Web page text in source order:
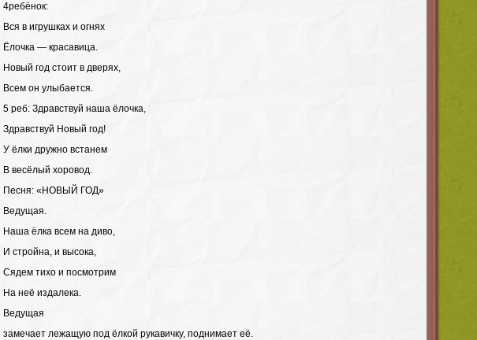
4ребёнок:
Вся в игрушках и огнях
Ёлочка — красавица.
Новый год стоит в дверях,
Всем он улыбается.
5 реб: Здравствуй наша ёлочка,
Здравствуй Новый год!
У ёлки дружно встанем
В весёлый хоровод.
Песня: «НОВЫЙ ГОД»
Ведущая.
Наша ёлка всем на диво,
И стройна, и высока,
Сядем тихо и посмотрим
На неё издалека.
Ведущая
замечает лежащую под ёлкой рукавичку, поднимает её.